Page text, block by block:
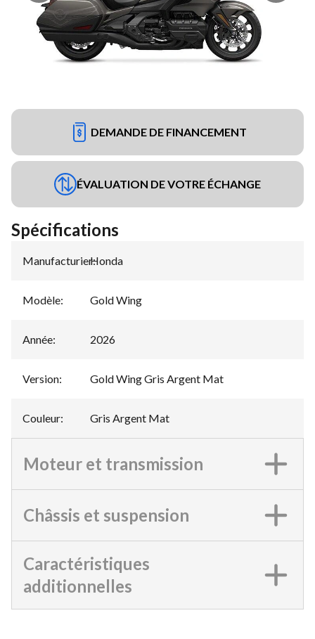
DEMANDE DE FINANCEMENT
ÉVALUATION DE VOTRE ÉCHANGE
Spécifications
Manufacturier:
Honda
Modèle: Gold Wing
Année: 2026
Version: Gold Wing Gris Argent Mat
Couleur: Gris Argent Mat
Moteur et transmission
Châssis et suspension
Caractéristiques
additionnelles